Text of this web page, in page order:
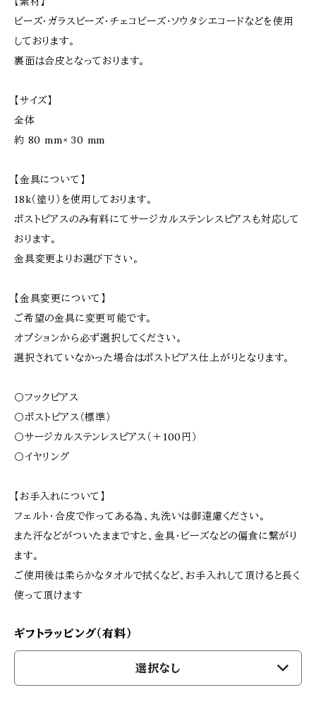
ビーズ･ガラスビーズ･チェコビーズ･ソウタシエコードなどを使用
しております。
裏面は合皮となっております。
【サイズ】
全体
約 80 mm× 30 mm
【金具について】
18k（塗り）を使用しております。
ポストピアスのみ有料にてサージカルステンレスピアスも対応して
おります。
金具変更よりお選び下さい。
【金具変更について】
ご希望の金具に変更可能です。
オプションから必ず選択してください。
選択されていなかった場合はポストピアス仕上がりとなります。
〇フックピアス
〇ポストピアス（標準）
〇サージカルステンレスピアス（＋100円）
〇イヤリング
【お手入れについて】
フェルト･合皮で作ってある為、丸洗いは御遠慮ください。
また汗などがついたままですと、金具･ビーズなどの偏食に繋がり
ます。
ご使用後は柔らかなタオルで拭くなど、お手入れして頂けると長く
使って頂けます
ギフトラッピング（有料）
選択なし